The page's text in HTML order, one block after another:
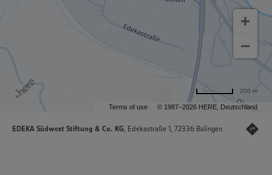
Terms of use © 1987–2026 HERE, Deutschland
200 m
EDEKA Südwest Stiftung & Co. KG, Edekastraße 1, 72336 Balingen